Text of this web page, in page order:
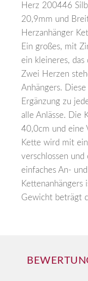
Herz 200446
20,9mm und
Herzanhänger
Ein großes, mit
ein kleineres,
Zwei Herzen
Anhängers.
Ergänzung zu
alle Anlässe. Die
40,0cm und eine
Kette wird mit
verschlossen
einfaches An-
Kettenanhängers
Gewicht beträgt